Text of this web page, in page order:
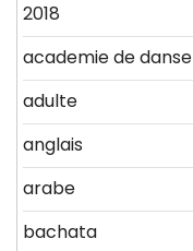
2018
academie de danse
adulte
anglais
arabe
bachata